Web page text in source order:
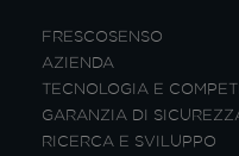
FRESCOSENSO
AZIENDA
TECNOLOGIA E
GARANZIA DI
RICERCA E SVILUPPO